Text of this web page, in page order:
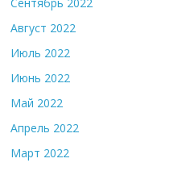
Август 2022
Июль 2022
Июнь 2022
Май 2022
Апрель 2022
Март 2022